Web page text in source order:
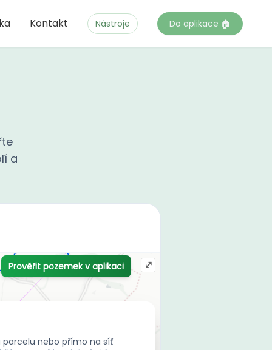
Kontakt Nástroje Do aplikace 🏠
a